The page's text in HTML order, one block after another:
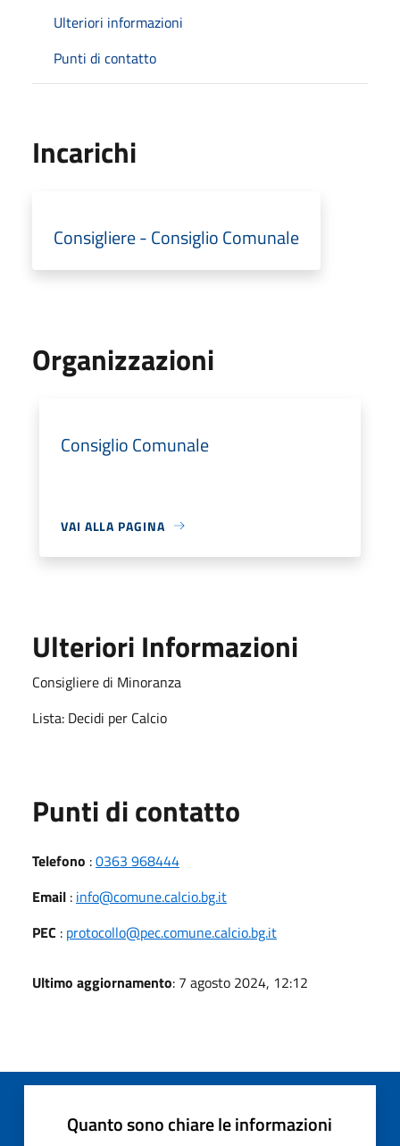
Ulteriori informazioni
Punti di contatto
Incarichi
Consigliere - Consiglio Comunale
Organizzazioni
Consiglio Comunale
VAI ALLA PAGINA
Ulteriori Informazioni
Consigliere di Minoranza
Lista: Decidi per Calcio
Punti di contatto
Telefono :0363 968444
Email : info@comune.calcio.bg.it
PEC : protocollo@pec.comune.calcio.bg.it
Ultimo aggiornamento: 7 agosto 2024, 12:12
Quanto sono chiare le informazioni